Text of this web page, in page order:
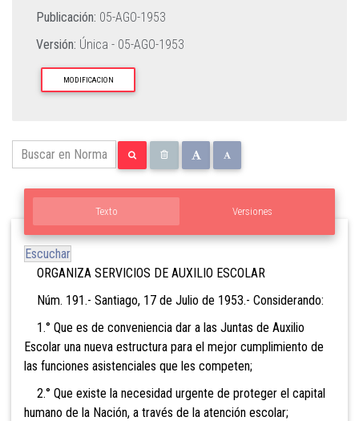
Publicación: 05-AGO-1953
Versión: Única - 05-AGO-1953
MODIFICACION
Texto Versiones
Escuchar
ORGANIZA SERVICIOS DE AUXILIO ESCOLAR
Núm. 191.- Santiago, 17 de Julio de 1953.- Considerando:
1.° Que es de conveniencia dar a las Juntas de Auxilio
Escolar una nueva estructura para el mejor cumplimiento de
las funciones asistenciales que les competen;
2.° Que existe la necesidad urgente de proteger el capital
humano de la Nación, a través de la atención escolar;